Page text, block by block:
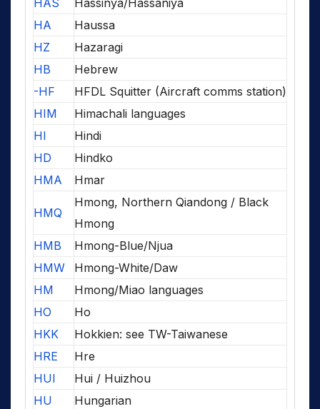
HAS
Hassinya/Hassaniya
HA
Haussa
HZ
Hazaragi
HB
Hebrew
-HF
HFDL Squitter (Aircraft comms station)
HIM
Himachali languages
HI
Hindi
HD
Hindko
HMA
Hmar
HMQ
Hmong, Northern Qiandong / Black
Hmong
HMB
Hmong-Blue/Njua
HMW
Hmong-White/Daw
HM
Hmong/Miao languages
HO
Ho
HKK
Hokkien: see TW-Taiwanese
HRE
Hre
HUI
Hui / Huizhou
HU
Hungarian